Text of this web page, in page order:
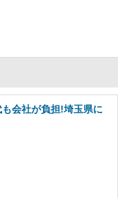
会社が負担!埼玉県に